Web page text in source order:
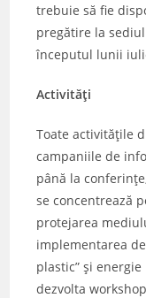
trebuie să fie
pregătire la
începutul lunii
Activități
Toate activitățile
campaniile de
până la
se concentrează
protejarea
implementarea
plastic” și
dezvolta